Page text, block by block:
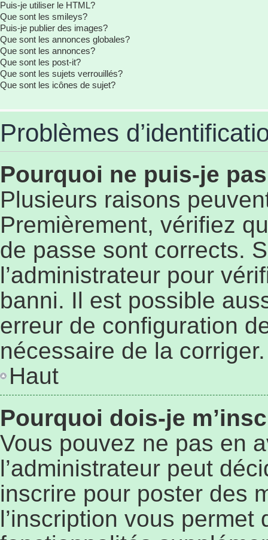
Puis-je utiliser le HTML?
Que sont les smileys?
Puis-je publier des images?
Que sont les annonces globales?
Que sont les annonces?
Que sont les post-it?
Que sont les sujets verrouillés?
Que sont les icônes de sujet?
Problèmes
Pourquoi ne puis-je
Plusieurs raisons
Premièrement, vérifiez
de passe sont corrects.
l’administrateur pour
banni. Il est possible
erreur de configuration
nécessaire de la corriger.
Haut
Pourquoi dois-je
Vous pouvez ne pas en
l’administrateur peut
inscrire pour poster des
l’inscription vous permet